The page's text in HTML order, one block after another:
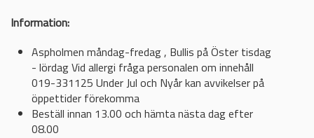
Information:
Aspholmen måndag-fredag , Bullis på Öster tisdag
- lördag Vid allergi fråga personalen om innehåll
019-331125 Under Jul och Nyår kan avvikelser på
öppettider förekomma
Beställ innan 13.00 och hämta nästa dag efter
08.00